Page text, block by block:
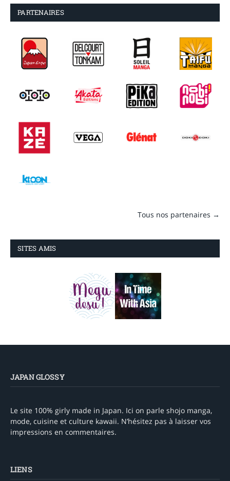
PARTENAIRES
Tous nos partenaires →
SITES AMIS
JAPAN GLOSSY
Le site 100% girly made in Japan. Ici on parle shojo manga,
mode, cuisine et culture kawaii. N’hésitez pas à laisser vos
impressions en commentaires.
LIENS